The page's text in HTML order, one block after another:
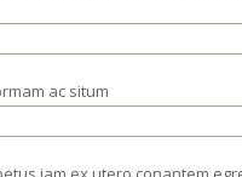
ac situm